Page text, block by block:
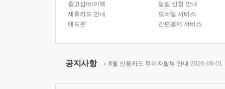
중고샵/바이백
제휴카드 안내
애드온
알림 신청 안내
모바일 서비스
간편결제 서비스
공지사항 8월 신용카드 무이자할부 안내 2026-08-01